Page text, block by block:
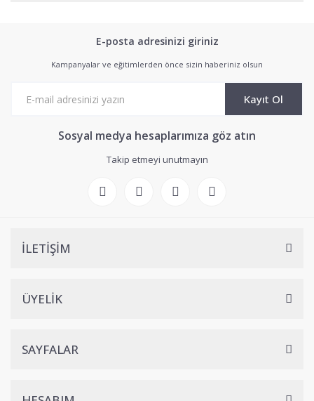
E-posta adresinizi giriniz
Kampanyalar ve eğitimlerden önce sizin haberiniz olsun
Kayıt Ol
Sosyal medya hesaplarımıza göz atın
Takip etmeyi unutmayın
İLETİŞİM
ÜYELİK
SAYFALAR